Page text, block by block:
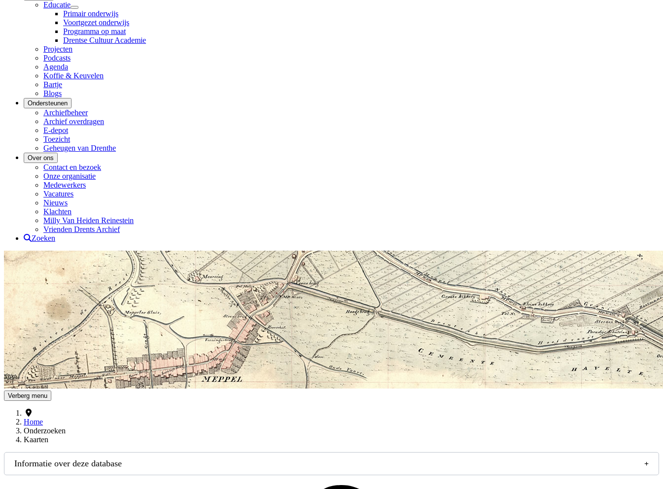
Educatie
Primair onderwijs
Voortgezet onderwijs
Programma op maat
Drentse Cultuur Academie
Projecten
Podcasts
Agenda
Koffie & Keuvelen
Bartje
Blogs
Ondersteunen
Archiefbeheer
Archief overdragen
E-depot
Toezicht
Geheugen van Drenthe
Over ons
Contact en bezoek
Onze organisatie
Medewerkers
Vacatures
Nieuws
Klachten
Milly Van Heiden Reinestein
Vrienden Drents Archief
Zoeken
Drents Archief
Verberg menu
Home
Onderzoeken
Kaarten
Informatie over deze database